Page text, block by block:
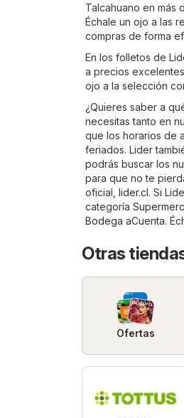
Talcahuano en más
Échale un ojo a las
compras de forma
En los folletos de
a precios
ojo a la selección
¿Quieres saber a
necesitas tanto en
que los horarios de
feriados. Lider
podrás buscar los
para que no te
oficial, lider.cl. Si
categoría
Bodega aCuenta.
Otras
Ofertas